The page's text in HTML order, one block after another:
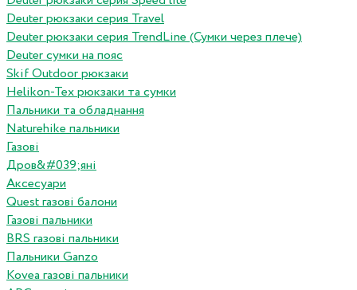
Deuter рюкзаки серия Travel
Deuter рюкзаки серия TrendLine (Сумки через плече)
Deuter сумки на пояс
Skif Outdoor рюкзаки
Helikon-Tex рюкзаки та сумки
Пальники та обладнання
Naturehike пальники
Газові
Дров&#039;яні
Аксесуари
Quest газові балони
Газові пальники
BRS газові пальники
Пальники Ganzo
Kovea газові пальники